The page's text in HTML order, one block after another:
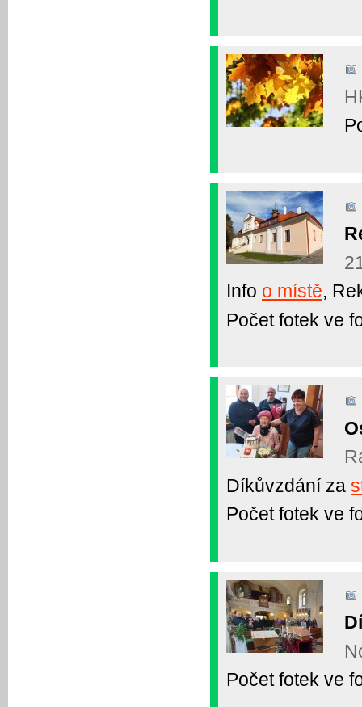
Info o místě,
Počet fotek ve
Díkůvzdání za
Počet fotek ve
Počet fotek ve